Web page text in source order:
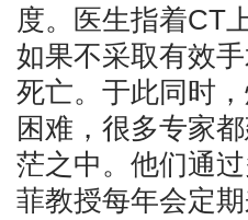
度。医生指着CT
如果不采取有效
死亡。于此同时
困难，很多专家
茫之中。他们通
菲教授每年会定